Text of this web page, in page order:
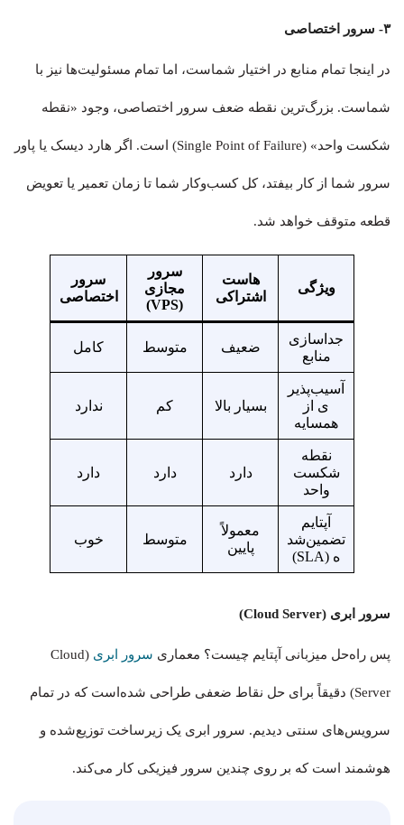
۳- سرور اختصاصی
در اینجا تمام منابع در اختیار شماست، اما تمام مسئولیت‌ها نیز با
شماست. بزرگ‌ترین نقطه ضعف سرور اختصاصی، وجود «نقطه
شکست واحد» (Single Point of Failure) است. اگر هارد دیسک یا پاور
سرور شما از کار بیفتد، کل کسب‌وکار شما تا زمان تعمیر یا تعویض
قطعه متوقف خواهد شد.
ویژگی
هاست
اشتراکی
سرور
مجازی
(VPS)
سرور
اختصاصی
جداسازی
منابع
ضعیف متوسط کامل
آسیب‌پذیر
ی از
همسایه
بسیار بالا کم ندارد
نقطه
شکست
واحد
دارد دارد دارد
آپتایم
تضمین‌شد
ه (SLA)
معمولاً
پایین
متوسط خوب
سرور ابری (Cloud Server)
پس راه‌حل میزبانی آپتایم چیست؟ معماری سرور ابری (Cloud
Server) دقیقاً برای حل نقاط ضعفی طراحی شده‌است که در تمام
سرویس‌های سنتی دیدیم. سرور ابری یک زیرساخت توزیع‌شده و
هوشمند است که بر روی چندین سرور فیزیکی کار می‌کند.